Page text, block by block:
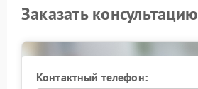
Заказать консультацию
Контактный телефон: